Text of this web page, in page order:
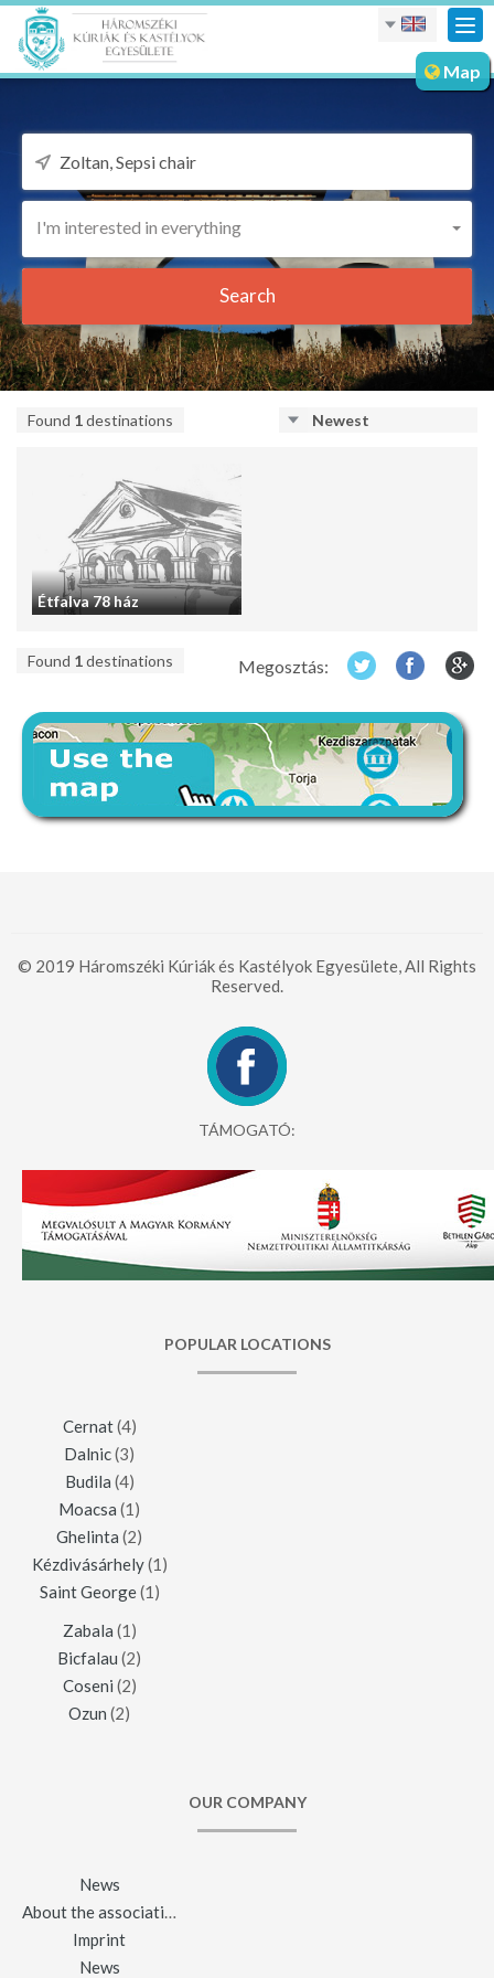
Map
I'm interested in everything
Search
Found 1destinations Newest
Étfalva 78 ház
Found 1destinations Megosztás:
© 2019 Háromszéki Kúriák és Kastélyok Egyesülete, All Rights
Reserved.
TÁMOGATÓ:
POPULAR LOCATIONS
Cernat(4)
Dalnic(3)
Budila (4)
Moacsa (1)
Ghelinta (2)
Kézdivásárhely(1)
Saint George(1)
Zabala (1)
Bicfalau (2)
Coseni (2)
Ozun (2)
OUR COMPANY
News
About the association
Imprint
News